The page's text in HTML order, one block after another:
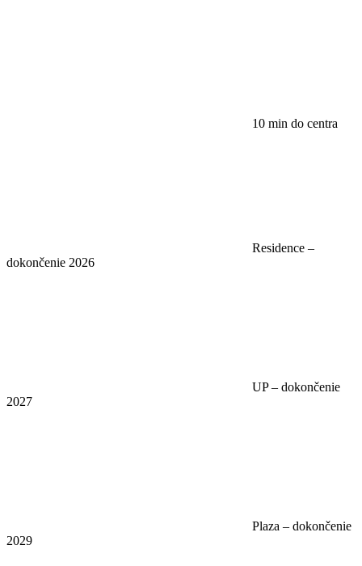
10 min do centra
Residence –
dokončenie 2026
UP – dokončenie
2027
Plaza – dokončenie
2029